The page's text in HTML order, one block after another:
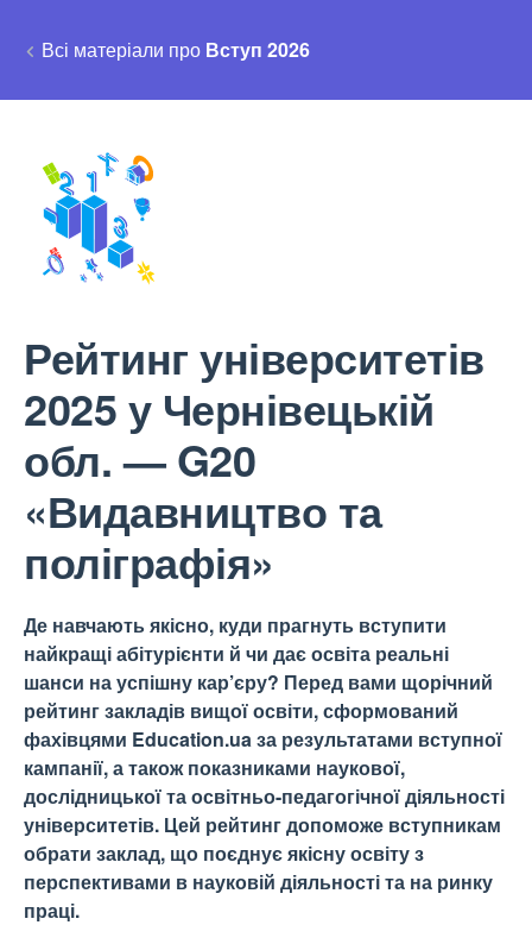
Всі матеріали про Вступ 2026
Рейтинг університетів
2025 у Чернівецькій
обл. — G20
«Видавництво та
поліграфія»
Де навчають якісно, куди прагнуть вступити
найкращі абітурієнти й чи дає освіта реальні
шанси на успішну кар’єру? Перед вами щорічний
рейтинг закладів вищої освіти, сформований
фахівцями Education.ua за результатами вступної
кампанії, а також показниками наукової,
дослідницької та освітньо-педагогічної діяльності
університетів. Цей рейтинг допоможе вступникам
обрати заклад, що поєднує якісну освіту з
перспективами в науковій діяльності та на ринку
праці.